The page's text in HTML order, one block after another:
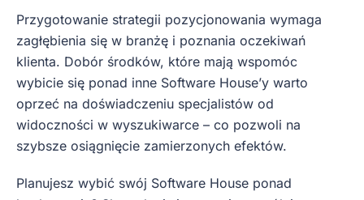
Przygotowanie strategii pozycjonowania wymaga
zagłębienia się w branżę i poznania oczekiwań
klienta. Dobór środków, które mają wspomóc
wybicie się ponad inne Software House’y warto
oprzeć na doświadczeniu specjalistów od
widoczności w wyszukiwarce – co pozwoli na
szybsze osiągnięcie zamierzonych efektów.
Planujesz wybić swój Software House ponad